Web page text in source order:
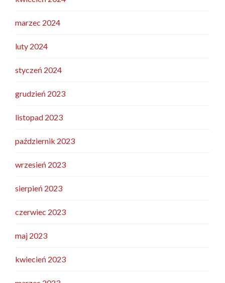
marzec 2024
luty 2024
styczeń 2024
grudzień 2023
listopad 2023
październik 2023
wrzesień 2023
sierpień 2023
czerwiec 2023
maj 2023
kwiecień 2023